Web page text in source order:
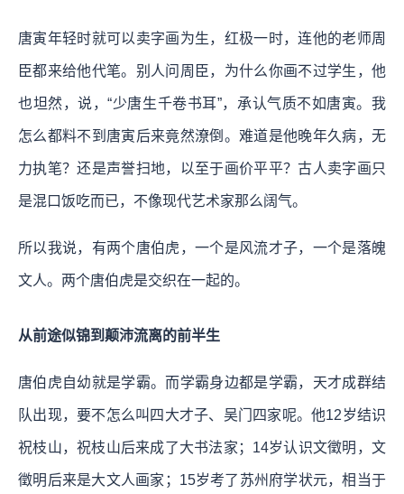
唐寅年轻时就可以卖字画为生，红极一时，连他的老师周
臣都来给他代笔。别人问周臣，为什么你画不过学生，他
也坦然，说，“少唐生千卷书耳”，承认气质不如唐寅。我
怎么都料不到唐寅后来竟然潦倒。难道是他晚年久病，无
力执笔？还是声誉扫地，以至于画价平平？古人卖字画只
是混口饭吃而已，不像现代艺术家那么阔气。
所以我说，有两个唐伯虎，一个是风流才子，一个是落魄
文人。两个唐伯虎是交织在一起的。
从前途似锦到颠沛流离的前半生
唐伯虎自幼就是学霸。而学霸身边都是学霸，天才成群结
队出现，要不怎么叫四大才子、吴门四家呢。他12岁结识
祝枝山，祝枝山后来成了大书法家；14岁认识文徵明，文
徵明后来是大文人画家；15岁考了苏州府学状元，相当于